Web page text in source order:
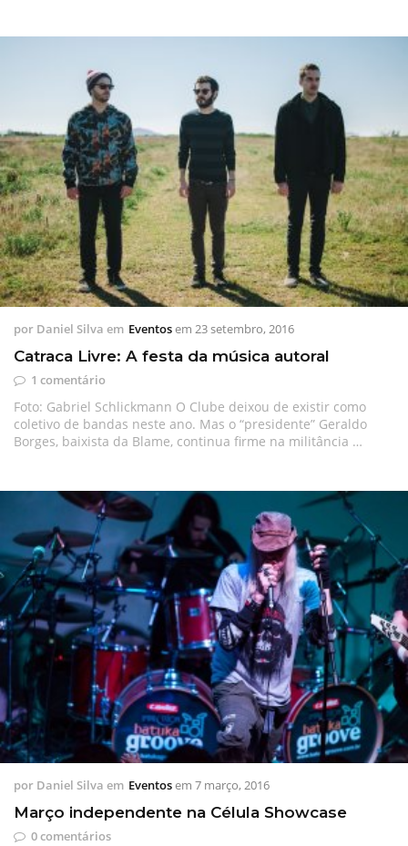
por Daniel Silva em Eventosem 23 setembro, 2016
Catraca Livre: A festa da música autoral
1 comentário
Foto: Gabriel Schlickmann O Clube deixou de existir como
coletivo de bandas neste ano. Mas o “presidente” Geraldo
Borges, baixista da Blame, continua firme na militância …
por Daniel Silva em Eventosem 7 março, 2016
Março independente na Célula Showcase
0 comentários